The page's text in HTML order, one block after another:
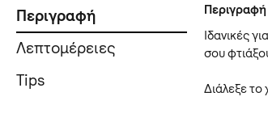
Περιγραφή
Λεπτομέρειες
Tips
Περιγραφή
Ιδανικές
σου
Διάλεξε